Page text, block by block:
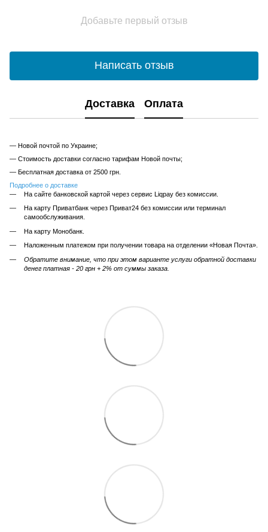
Добавьте первый отзыв
Написать отзыв
Доставка Оплата
— Новой почтой по Украине;
— Стоимость доставки согласно тарифам Новой почты;
— Бесплатная доставка от 2500 грн.
Подробнее о доставке
На сайте банковской картой через сервис Liqpay без комиссии.
На карту Приватбанк через Приват24 без комиссии или терминал
самообслуживания.
На карту Монобанк.
Наложенным платежом при получении товара на отделении «Новая Почта».
Обратите внимание, что при этом варианте услуги обратной доставки
денег платная - 20 грн + 2% от суммы заказа.